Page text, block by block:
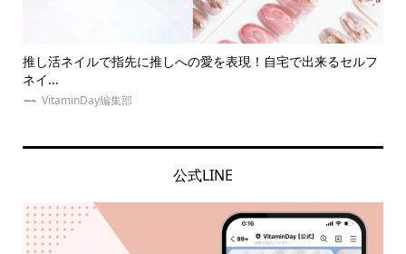
推し活ネイルで指先に推しへの愛を表現！自宅で出来るセルフ
ネイ...
VitaminDay編集部
公式LINE